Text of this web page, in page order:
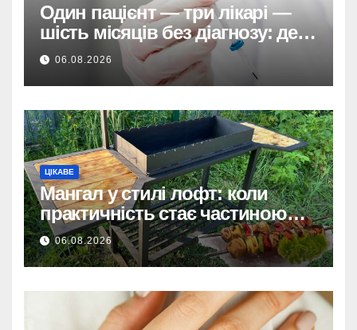
Один пацієнт — три лікарі —
шість місяців без діагнозу: де
ховається системна помилка
06.08.2026
ЦІКАВЕ
Мангал у стилі лофт: коли
практичність стає частиною
дизайну
06.08.2026